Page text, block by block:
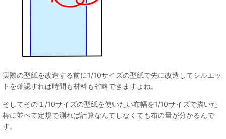
実際の型紙を改造する前に1/10サイズの型紙で先に改造してシルエッ
トを確認すれば時間も材料も省略できますよね。
そしてその１/10サイズの型紙を使いたい布幅を1/10サイズで描いた
枠に並べて定規で測れば計算なんてしなくても布の量が分かるんで
す。